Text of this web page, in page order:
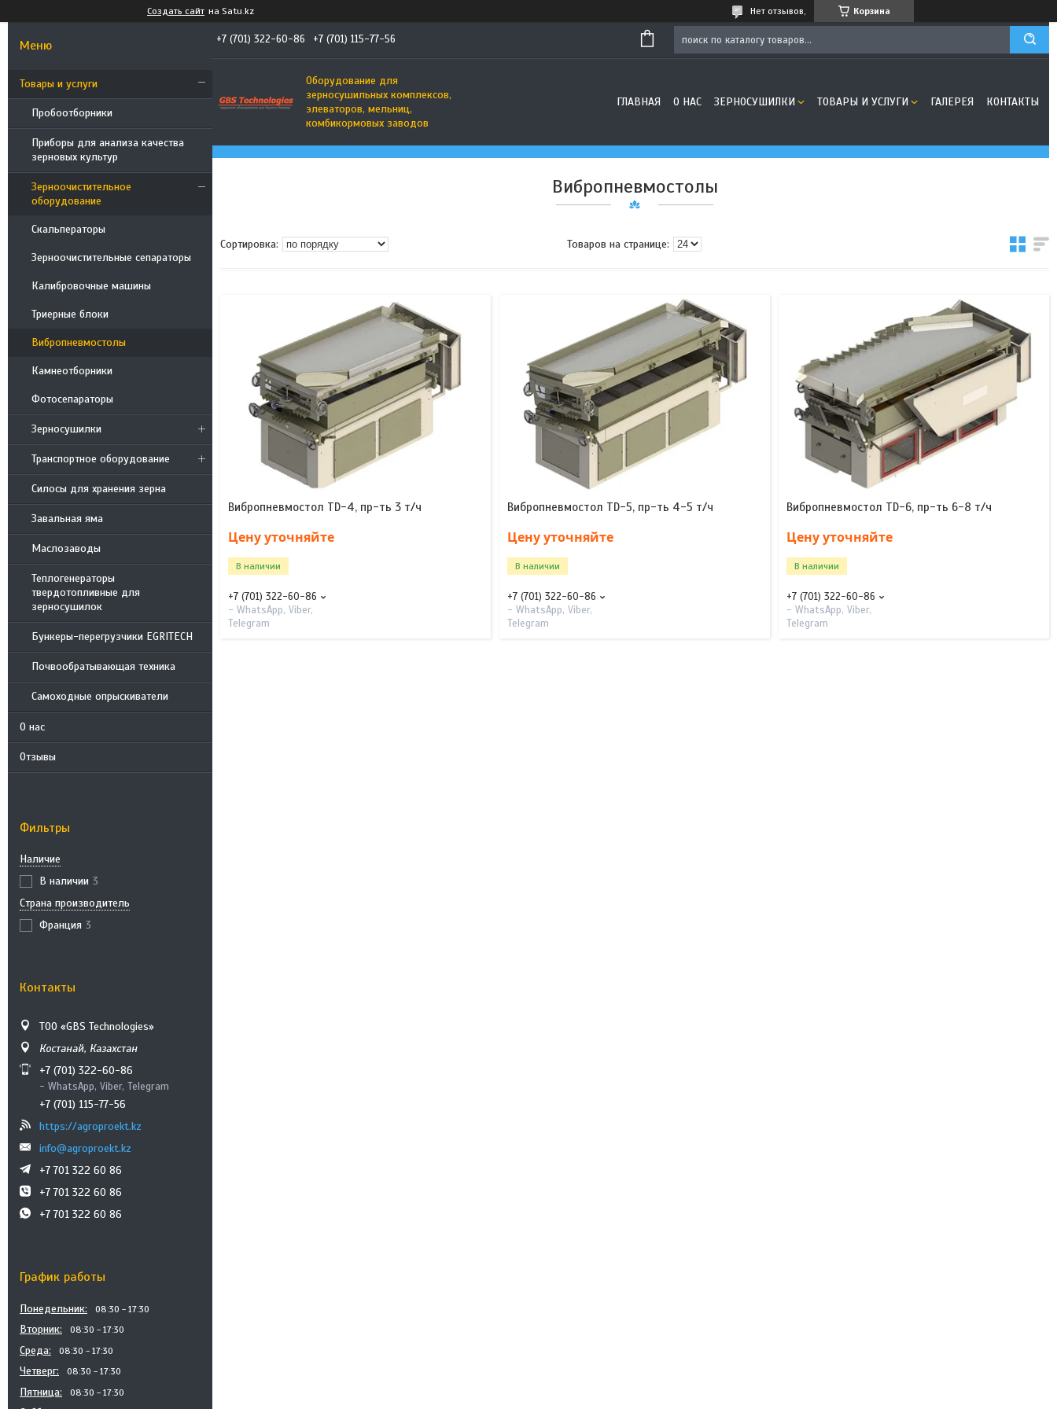
Создать сайт на Satu.kz Корзина
Нет отзывов,
Товары и услуги
Пробоотборники
Приборы для анализа качества
зерновых культур
Зерноочистительное
оборудование
Скальператоры
Зерноочистительные сепараторы
Калибровочные машины
Триерные блоки
Вибропневмостолы
Камнеотборники
Фотосепараторы
Зерносушилки
Транспортное оборудование
Силосы для хранения зерна
Завальная яма
Маслозаводы
Теплогенераторы
твердотопливные для
зерносушилок
Бункеры-перегрузчики EGRITECH
Почвообратывающая техника
Самоходные опрыскиватели
О нас
Отзывы
Фильтры
Наличие
В наличии 3
Страна производитель
Франция 3
Контакты
ТОО «GBS Technologies»
Костанай, Казахстан
+7 (701) 322-60-86
- WhatsApp, Viber, Telegram
+7 (701) 115-77-56
https://agroproekt.kz
info@agroproekt.kz
+7 701 322 60 86
+7 701 322 60 86
+7 701 322 60 86
График работы
Понедельник 08:30 17:30
Вторник 08:30 17:30
Среда 08:30 17:30
Четверг 08:30 17:30
Пятница 08:30 17:30
+7 (701) 322-60-86 +7 (701) 115-77-56
Оборудование для
зерносушильных комплексов,
элеваторов, мельниц,
комбикормовых заводов
ГЛАВНАЯ О НАС ЗЕРНОСУШИЛКИ ТОВАРЫ И УСЛУГИ ГАЛЕРЕЯ КОНТАКТЫ
Вибропневмостолы
Вибропневмостол TD-4, пр-ть 3 т/ч
Цену уточняйте
В наличии
+7 (701) 322-60-86
- WhatsApp, Viber,
Telegram
Вибропневмостол TD-5, пр-ть 4-5 т/ч
Цену уточняйте
В наличии
+7 (701) 322-60-86
- WhatsApp, Viber,
Telegram
Вибропневмостол TD-6, пр-ть 6-8 т/ч
Цену уточняйте
В наличии
+7 (701) 322-60-86
- WhatsApp, Viber,
Telegram